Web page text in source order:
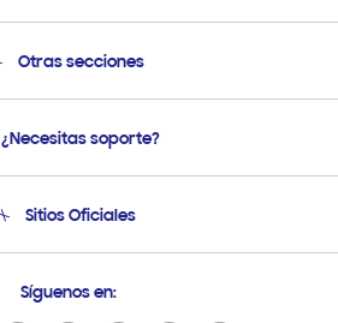
Otras secciones
Soporte
¿Necesitas soporte?
Soporte vía eMail
Sitios Oficiales
Samsung Ecuador
Síguenos en: